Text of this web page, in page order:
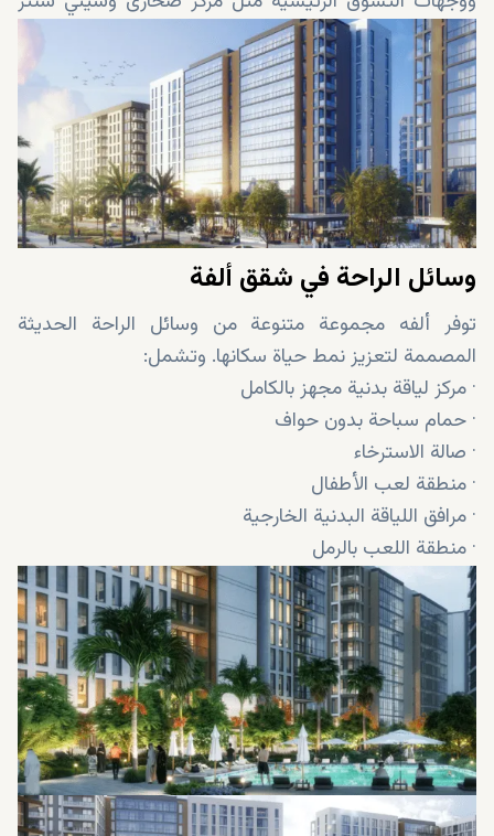
الشارقة. بالإضافة إلى ذلك، يوفر الموقع القرب من
المؤسسات التعليمية، بما في ذلك الجامعة الأمريكية في
الشارقة وجامعة الشارقة.
وسائل الراحة في شقق ألفة
توفر ألفه مجموعة متنوعة من وسائل الراحة الحديثة
المصممة لتعزيز نمط حياة سكانها. وتشمل:
· مركز لياقة بدنية مجهز بالكامل
· حمام سباحة بدون حواف
· صالة الاسترخاء
· منطقة لعب الأطفال
· مرافق اللياقة البدنية الخارجية
· منطقة اللعب بالرمل